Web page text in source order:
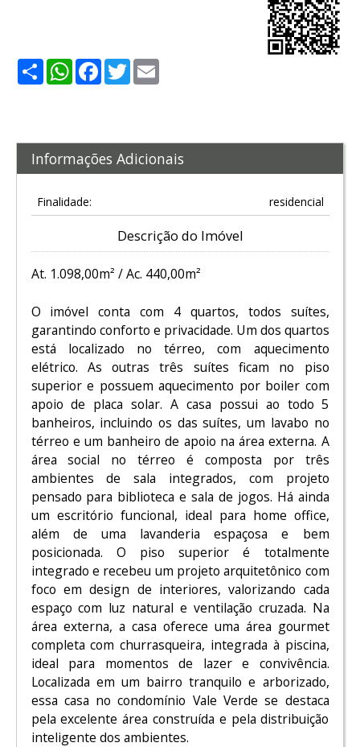
ShareWhatsApp
Facebook
Twitter
Informações Adicionais
Finalidade: residencial
Descrição do Imóvel
At. 1.098,00m² / Ac. 440,00m²
O imóvel conta com 4 quartos, todos suítes,
garantindo conforto e privacidade. Um dos quartos
está localizado no térreo, com aquecimento
elétrico. As outras três suítes ficam no piso
superior e possuem aquecimento por boiler com
apoio de placa solar. A casa possui ao todo 5
banheiros, incluindo os das suítes, um lavabo no
térreo e um banheiro de apoio na área externa. A
área social no térreo é composta por três
ambientes de sala integrados, com projeto
pensado para biblioteca e sala de jogos. Há ainda
um escritório funcional, ideal para home office,
além de uma lavanderia espaçosa e bem
posicionada. O piso superior é totalmente
integrado e recebeu um projeto arquitetônico com
foco em design de interiores, valorizando cada
espaço com luz natural e ventilação cruzada. Na
área externa, a casa oferece uma área gourmet
completa com churrasqueira, integrada à piscina,
ideal para momentos de lazer e convivência.
Localizada em um bairro tranquilo e arborizado,
essa casa no condomínio Vale Verde se destaca
pela excelente área construída e pela distribuição
inteligente dos ambientes.